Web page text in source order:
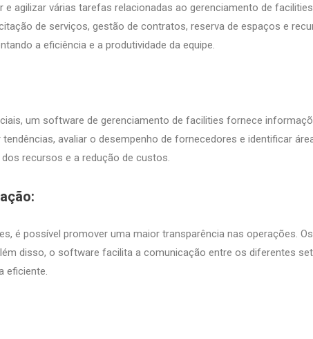
agilizar várias tarefas relacionadas ao gerenciamento de
de serviços, gestão de contratos, reserva de espaços e
a eficiência e a produtividade da equipe.
um software de gerenciamento de facilities fornece
avaliar o desempenho de fornecedores e identificar
recursos e a redução de custos.
é possível promover uma maior transparência nas operações.
disso, o software facilita a comunicação entre os diferentes
eficiente.